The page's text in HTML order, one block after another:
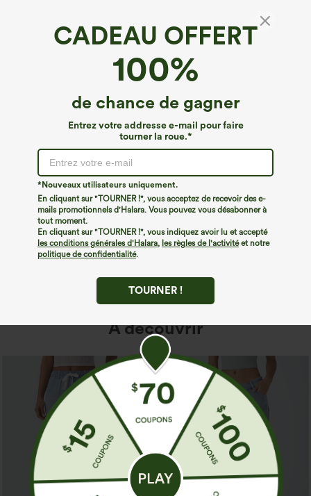
CADEAU OFFERT
100%
de chance de gagner
Entrez votre addresse e-mail pour faire
tourner la roue.*
*Nouveaux utilisateurs uniquement.
En cliquant sur "TOURNER !", vous acceptez de recevoir des e-
mails promotionnels d'Halara. Vous pouvez vous désabonner à
tout moment.
En cliquant sur "TOURNER !", vous indiquez avoir lu et accepté
les conditions générales d'Halara, les règles de l'activitéet notre
politique de confidentialité.
TOURNER !
Nous ne semblons pas pouvoir trouver la page que
vous recherchez.
Acheter plus
À découvrir